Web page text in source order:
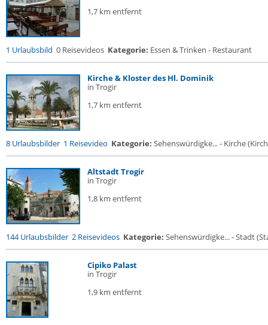
1,7 km entfernt
1 Urlaubsbild 0 Reisevideos Kategorie: Essen & Trinken - Restaurant
Kirche & Kloster des Hl. Dominik
in Trogir
1,7 km entfernt
8 Urlaubsbilder 1 Reisevideo Kategorie: Sehenswürdigke... - Kirche
Altstadt Trogir
in Trogir
1,8 km entfernt
144 Urlaubsbilder 2 Reisevideos Kategorie: Sehenswürdigke... - Stadt
Cipiko Palast
in Trogir
1,9 km entfernt